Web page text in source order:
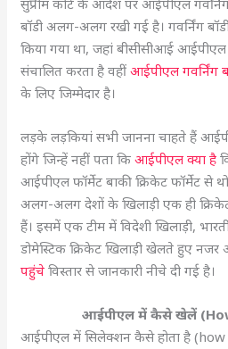
सुप्रीम कोर्ट के आदेश पर आईपीएल
बॉडी अलग-अलग रखी गई है। गवर्निंग
किया गया था, जहां बीसीसीआई
संचालित करता है वहींआईपीएल गवर्निंग
के लिए जिम्मेदार है।
लड़के लड़कियां सभी जानना चाहते हैं
होंगे जिन्हें नहीं पता किआईपीएल क्या है
आईपीएल फॉर्मेट बाकी क्रिकेट फॉर्मेट से
अलग-अलग देशों के खिलाड़ी एक ही
हैं। इसमें एक टीम में विदेशी खिलाड़ी,
डोमेस्टिक क्रिकेट खिलाड़ी खेलते हुए
पहुंचे विस्तार से जानकारी नीचे दी गई है।
आईपीएल में कैसे खेलें
आईपीएल में सिलेक्शन कैसे होता है